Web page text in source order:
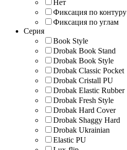
Нет
Фиксация по контуру
Фиксация по углам
Серия
Book Style
Drobak Book Stand
Drobak Book Style
Drobak Classic Pocket
Drobak Cristall PU
Drobak Elastic Rubber
Drobak Fresh Style
Drobak Hard Cover
Drobak Shaggy Hard
Drobak Ukrainian
Elastic PU